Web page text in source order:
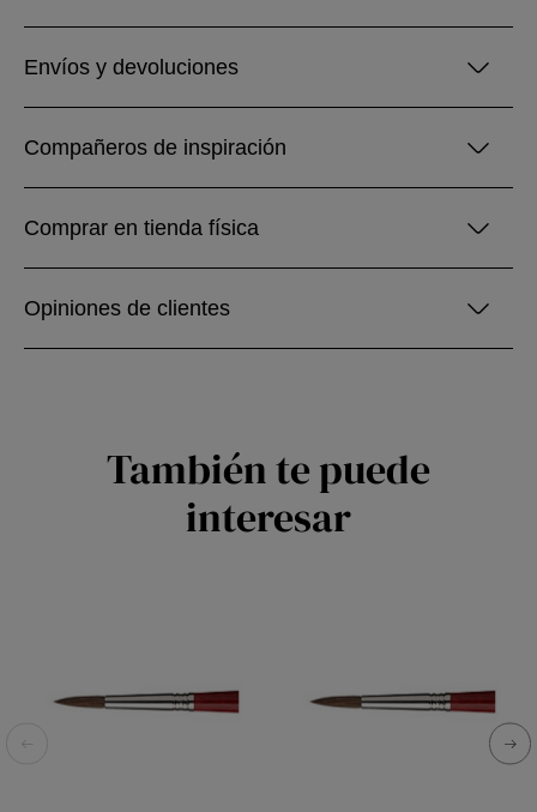
Envíos y devoluciones
Compañeros de inspiración
Comprar en tienda física
Opiniones de clientes
También te puede
interesar